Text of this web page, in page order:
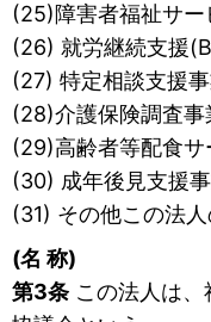
(25)障害者福祉サ
(26) 就労継続支援
(27) 特定相談支援
(28)介護保険調査事
(29)高齢者等配食サ
(30) 成年後見支援
(31) その他この法
(名 称)
第3条 この法人は